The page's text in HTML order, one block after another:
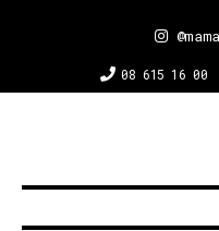
08 615 16 00